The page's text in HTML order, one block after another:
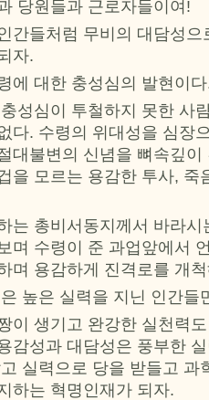
당원들과 근로자들이여!
간들처럼 무비의 대담성
자.
에 대한 충성심의 발현이
성심이 투철하지 못한 사
다. 수령의 위대성을 심장
대불변의 신념을 뼈속깊
을 모르는 용감한 투사, 죽
는 총비서동지께서 바라
며 수령이 준 과업앞에서
며 용감하게 진격로를 개
높은 실력을 지닌 인간들
이 생기고 완강한 실천력
감성과 대담성은 풍부한
실력으로 당을 받들고 과
하는 혁명인재가 되자.